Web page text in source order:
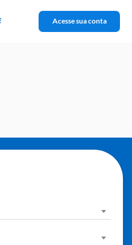
Acesse sua conta